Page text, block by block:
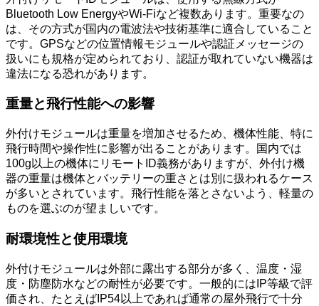
Bluetooth Low EnergyやWi-Fiなど複数あります。重要なの
は、その方式が国内の電波法や技術基準に適合していること
です。GPSなどの位置情報モジュールや認証メッセージの
扱いにも規格が定められており、認証が取れていない機器は
違法になる恐れがあります。
重量と飛行性能への影響
外付けモジュールは重量を増加させるため、機体性能、特に
飛行時間や操作性に影響が出ることがあります。国内では
100g以上の機体にリモートID義務がありますが、外付け機
器の重量は機体とバッテリーの重さとは別に扱われるケース
が多いとされています。飛行性能を落とさないよう、軽量の
ものを選ぶのが望ましいです。
耐環境性と使用環境
外付けモジュールは外部に露出する部分が多く、温度・湿
度・防塵防水などの耐性が必要です。一般的にはIP等級で評
価され、たとえばIP54以上であれば通常の屋外飛行で十分